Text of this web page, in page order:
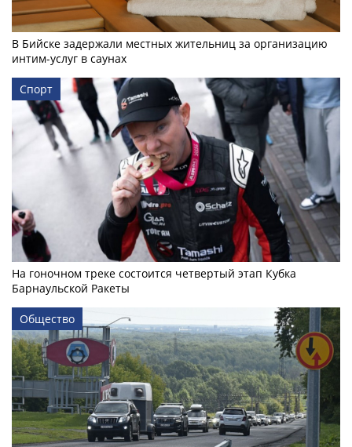
В Бийске задержали местных жительниц за организацию
интим-услуг в саунах
Спорт
На гоночном треке состоится четвертый этап Кубка
Барнаульской Ракеты
Общество